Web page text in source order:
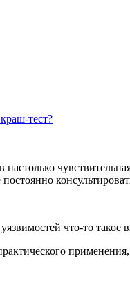
что-то такое